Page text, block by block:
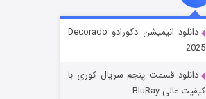
قسمت 6 (زیرنویس)
دانلود انیمیشن دکورادو Decorado
2025
دانلود قسمت پنجم سریال کوری با
کیفیت عالی BluRay